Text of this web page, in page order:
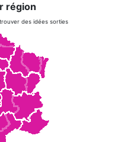
région
des idées sorties